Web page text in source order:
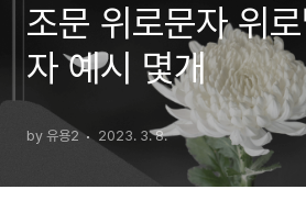
조문 위로문자 위
자 예시 몇개
by 유용2 2023. 3. 8.